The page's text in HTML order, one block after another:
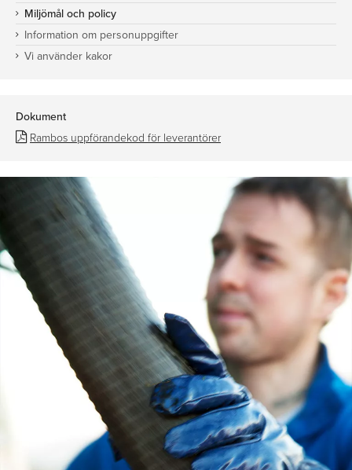
Miljömål och policy
Information om personuppgifter
Vi använder kakor
Dokument
Rambos uppförandekod för leverantörer